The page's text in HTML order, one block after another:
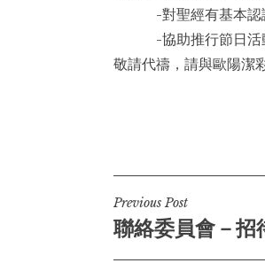
-對聖經有基本認
-協助推行節日活
敬請代禱，請與歐陽潔
Post
navigation
Previous Post
聯絡委員會－招